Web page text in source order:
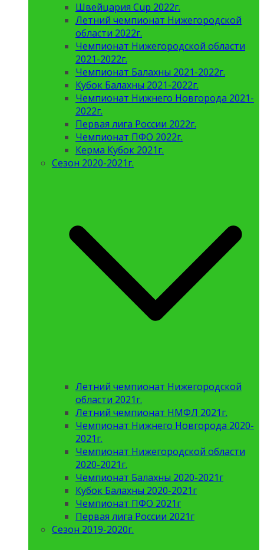
Швейцария Cup 2022г.
Летний чемпионат Нижегородской
области 2022г.
Чемпионат Нижегородской области
2021-2022г.
Чемпионат Балахны 2021-2022г.
Кубок Балахны 2021-2022г.
Чемпионат Нижнего Новгорода 2021-
2022г.
Первая лига России 2022г.
Чемпионат ПФО 2022г.
Керма Кубок 2021г.
Сезон 2020-2021г.
Летний чемпионат Нижегородской
области 2021г.
Летний чемпионат НМФЛ 2021г.
Чемпионат Нижнего Новгорода 2020-
2021г.
Чемпионат Нижегородской области
2020-2021г.
Чемпионат Балахны 2020-2021г
Кубок Балахны 2020-2021г
Чемпионат ПФО 2021г
Первая лига России 2021г
Сезон 2019-2020г.